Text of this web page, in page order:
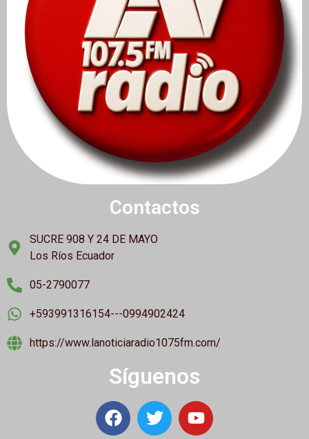
Contactos
SUCRE 908 Y 24 DE MAYO
Los Ríos Ecuador
05-2790077
+593991316154---0994902424
https://www.lanoticiaradio1075fm.com/
Síguenos